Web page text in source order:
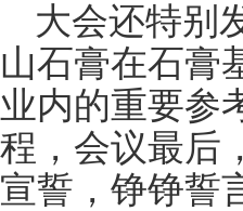
大会还特别
山石膏在石膏
业内的重要参
程，会议最后
宣誓，铮铮誓